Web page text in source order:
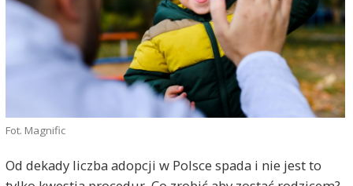
Fot. Magnific
Od dekady liczba adopcji w Polsce spada i nie jest to